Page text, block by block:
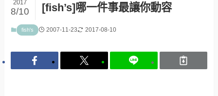
[fish’s]哪一件事最讓你動容
2017
8/10
fish's 2007-11-23 2017-08-10